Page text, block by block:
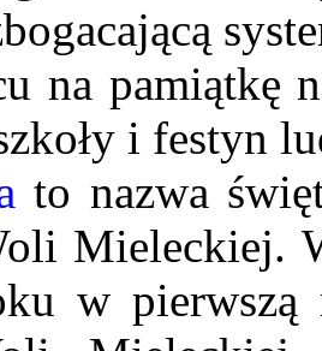
na pamiątkę
i festyn
to nazwa
Mieleckiej.
w pierwszą